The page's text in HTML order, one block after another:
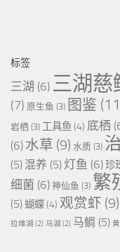
标签
三湖 (6) 三湖慈
(7) 原生鱼 (3) 图鉴
岩栖 (3) 工具鱼 (4) 底栖
(6) 水草 (9) 水质 (3)
(5) 混养 (5) 灯鱼 (6)珍
细菌 (6) 神仙鱼 (3) 繁
(5) 蝴蝶(4) 观赏虾 (9)
拉维湖 (2) 马湖 (2) 马鲷 (5)